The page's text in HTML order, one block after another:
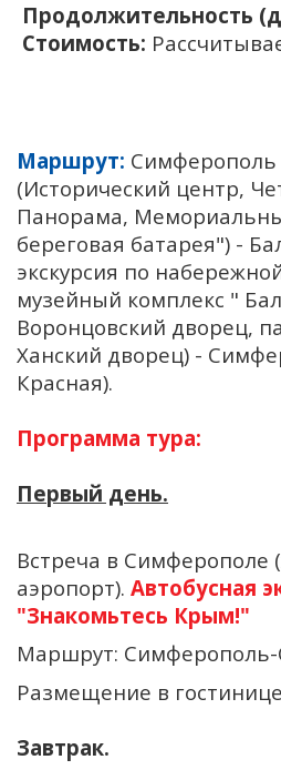
Продолжительность
Стоимость:
Маршрут: Симферополь
(Исторический центр,
Панорама,
береговая батарея") -
экскурсия по
музейный комплекс "
Воронцовский дворец,
Ханский дворец) -
Красная).
Программа тура:
Первый день.
Встреча в Симферополе
аэропорт). Автобусная
"Знакомьтесь Крым!"
Маршрут: Симферополь-
Размещение в
Завтрак.